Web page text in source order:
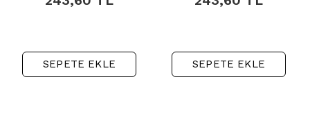
SEPETE EKLE SEPETE EKLE